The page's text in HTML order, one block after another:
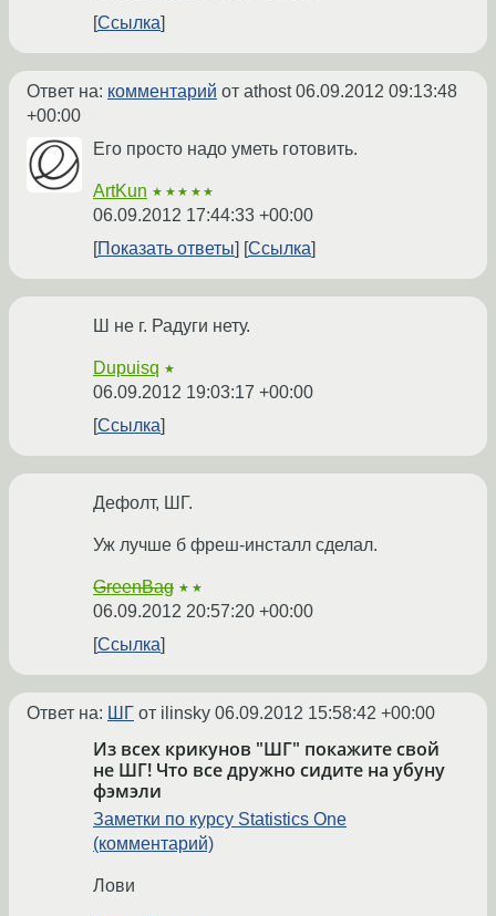
Ссылка
Ответ на: комментарий от athost06.09.2012 09:13:48
+00:00
Его просто надо уметь готовить.
ArtKun ★★★★★
06.09.2012 17:44:33 +00:00
Показать ответы
Ссылка
Ш не г. Радуги нету.
Dupuisq ★
06.09.2012 19:03:17 +00:00
Ссылка
Дефолт, ШГ.
Уж лучше б фреш-инсталл сделал.
GreenBag ★★
06.09.2012 20:57:20 +00:00
Ссылка
Ответ на: ШГ от ilinsky 06.09.2012 15:58:42 +00:00
Из всех крикунов "ШГ" покажите свой
не ШГ! Что все дружно сидите на убуну
фэмэли
Заметки по курсу Statistics One
(комментарий)
Лови